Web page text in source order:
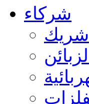
شركاء
شريك
الزبائن